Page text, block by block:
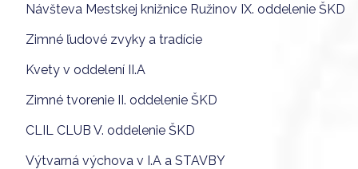
Návšteva Mestskej knižnice Ružinov IX. oddelenie ŠKD
Zimné ľudové zvyky a tradície
Kvety v oddelení II.A
Zimné tvorenie II. oddelenie ŠKD
CLIL CLUB V. oddelenie ŠKD
Výtvarná výchova v I.A a STAVBY